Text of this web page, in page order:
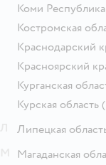
Коми Республика
Костромская
Краснодарский
Красноярский
Курганская
Курская область
Липецкая
Магаданская